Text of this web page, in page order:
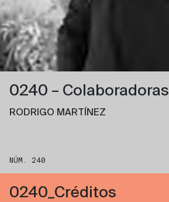
0240 – Colaboradoras
RODRIGO MARTÍNEZ
NÚM. 240
0240_Créditos